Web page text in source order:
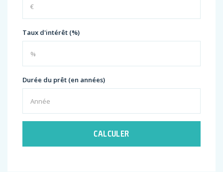
Taux d'intérêt (%)
Durée du prêt (en années)
CALCULER